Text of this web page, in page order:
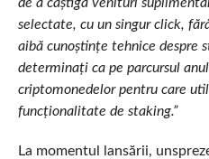
selectate, cu un singur click,
aibă cunoștințe tehnice despre
determinați ca pe parcursul
criptomonedelor pentru care
funcționalitate de staking.”
La momentul lansării,